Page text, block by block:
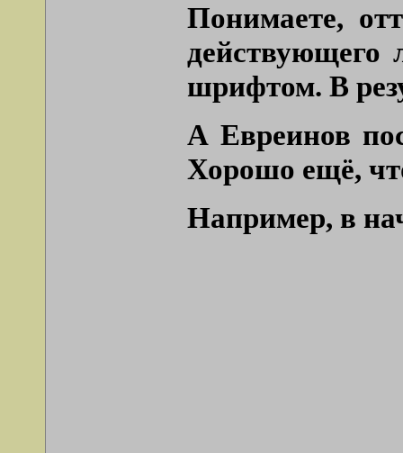
Понимаете,
действующего
шрифтом. В
А Евреинов
Хорошо ещё,
Например, в